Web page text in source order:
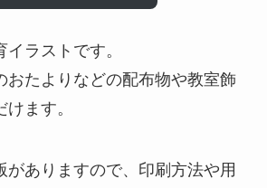
ラストです。
おたよりなどの配布物や教室飾
ます。
がありますので、印刷方法や用